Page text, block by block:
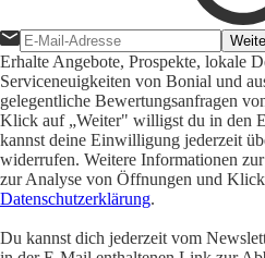
Erhalte Angebote, Prospekte, lokale
Serviceneuigkeiten von Bonial und
gelegentliche Bewertungsanfragen
Klick auf „Weiter" willigst du in den
kannst deine Einwilligung jederzeit
widerrufen. Weitere Informationen
zur Analyse von Öffnungen und
Datenschutzerklärung.
Du kannst dich jederzeit vom